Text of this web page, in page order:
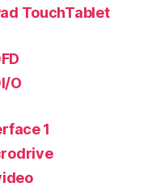
TouchTablet
O
1